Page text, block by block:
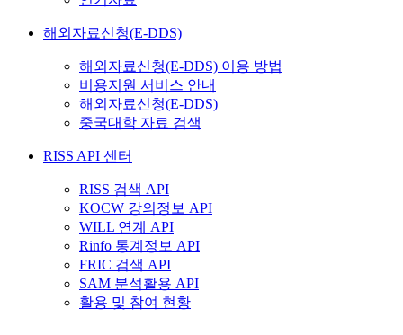
해외자료신청(E-DDS)
해외자료신청(E-DDS) 이용 방법
비용지원 서비스 안내
해외자료신청(E-DDS)
중국대학 자료 검색
RISS API 센터
RISS 검색 API
KOCW 강의정보 API
WILL 연계 API
Rinfo 통계정보 API
FRIC 검색 API
SAM 분석활용 API
활용 및 참여 현황